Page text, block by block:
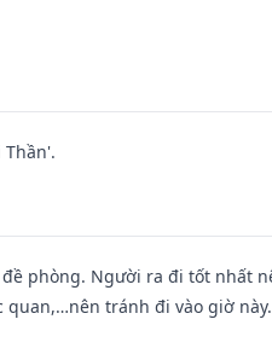
phòng. Người ra đi tốt nhất
tránh đi vào giờ